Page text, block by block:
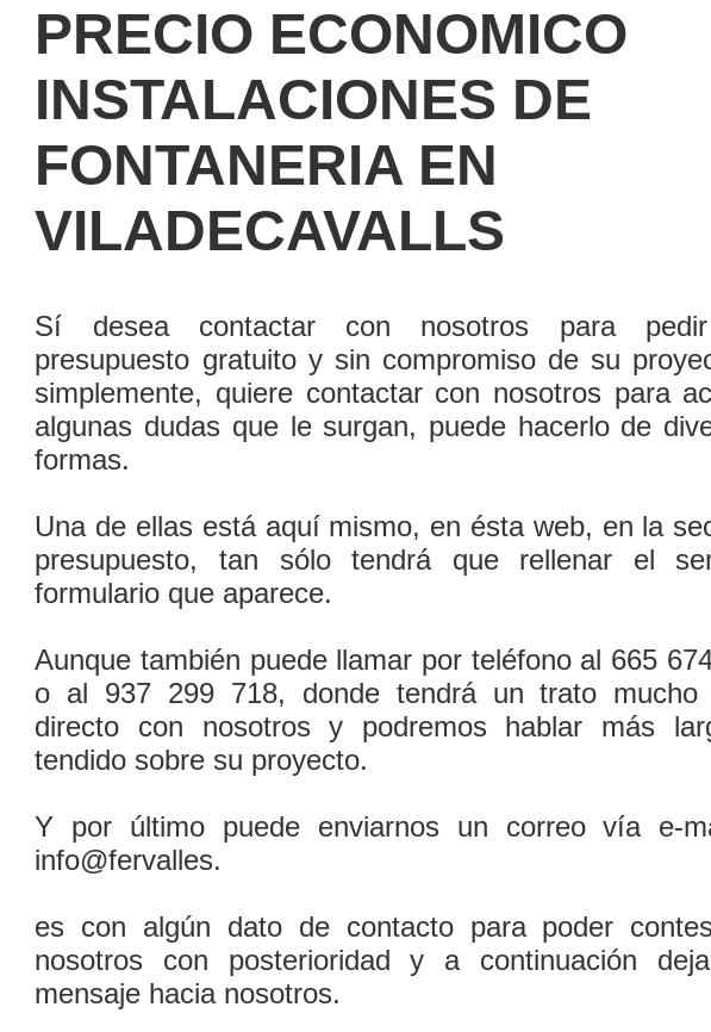
PRECIO ECONOMICO
INSTALACIONES DE
FONTANERIA EN
VILADECAVALLS
Sí­ desea contactar con nosotros para
presupuesto gratuito y sin compromiso de su
simplemente, quiere contactar con nosotros para
algunas dudas que le surgan, puede hacerlo de
formas.
Una de ellas está aquí­ mismo, en ésta web, en la
presupuesto, tan sólo tendrá que rellenar el
formulario que aparece.
Aunque también puede llamar por teléfono al 665
o al 937 299 718, donde tendrá un trato mucho
directo con nosotros y podremos hablar más
tendido sobre su proyecto.
Y por último puede enviarnos un correo ví­a e-
info@fervalles.
es con algún dato de contacto para poder
nosotros con posterioridad y a continuación
mensaje hacia nosotros.